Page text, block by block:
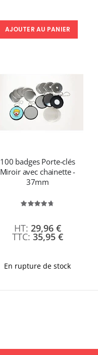
AJOUTER AU PANIER
100 badges Porte-clés
Miroir avec chainette -
37mm
Évaluation:
35,95 €
29,96 €
En rupture de stock